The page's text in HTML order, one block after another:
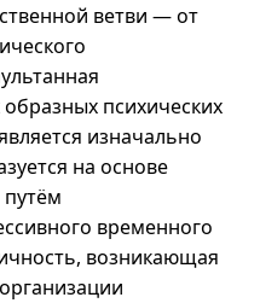
ветви — от
психических
изначально
на основе
временного
возникающая